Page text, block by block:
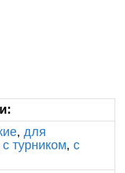
,для
с турником,с